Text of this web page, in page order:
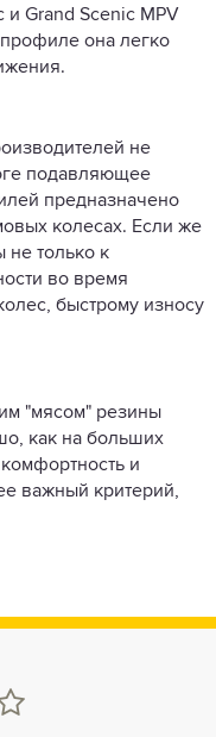
Grand Scenic MPV
профиле она легко
не
подавляющее
предназначено
колесах. Если же
не только к
во время
быстрому износу
"мясом" резины
как на больших
и
важный критерий,